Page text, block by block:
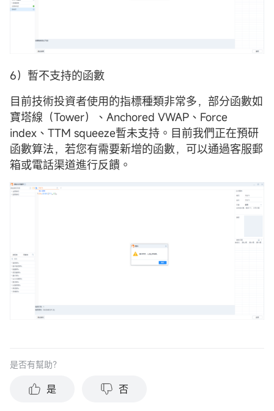
6）暫不支持的函數
目前技術投資者使用的指標種類非常多，部分函數如
寶塔線（Tower）、Anchored VWAP、Force
index、TTM squeeze暫未支持。目前我們正在預研
函數算法，若您有需要新增的函數，可以通過客服郵
箱或電話渠道進行反饋。
是否有幫助？
是 否